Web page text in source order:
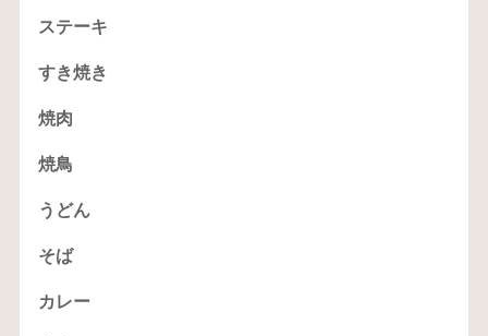
ステーキ
すき焼き
焼肉
焼鳥
うどん
そば
カレー